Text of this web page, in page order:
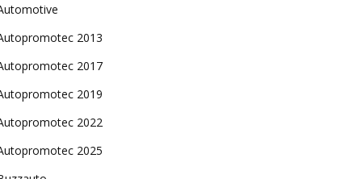
2013
2017
2019
2022
2025